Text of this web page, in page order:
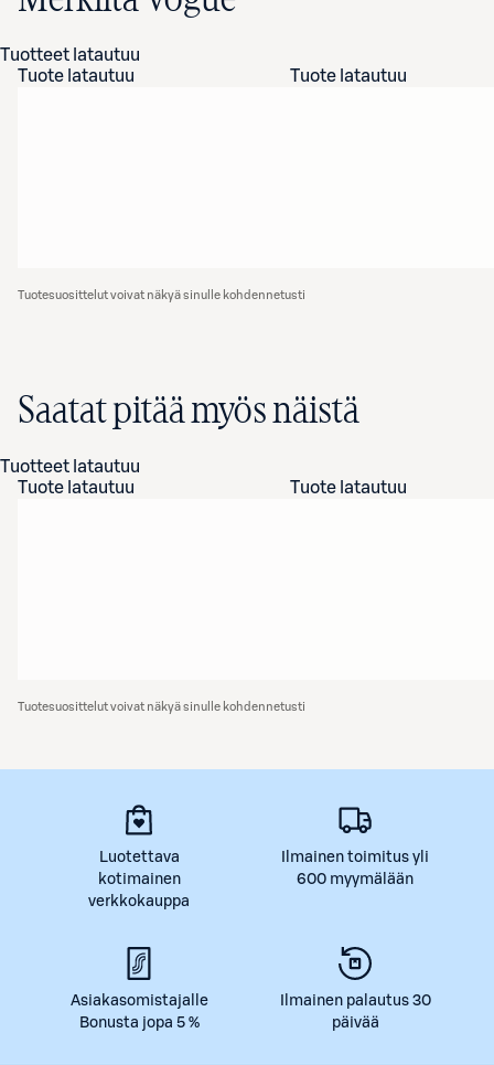
Tuotteet latautuu
Tuote latautuu
Tuote latautuu
Tuotesuosittelut voivat näkyä sinulle kohdennetusti
Saatat pitää myös näistä
Tuotteet latautuu
Tuote latautuu
Tuote latautuu
Tuotesuosittelut voivat näkyä sinulle kohdennetusti
Luotettava
kotimainen
verkkokauppa
Ilmainen toimitus yli
600 myymälään
Asiakasomistajalle
Bonusta jopa 5 %
Ilmainen palautus 30
päivää